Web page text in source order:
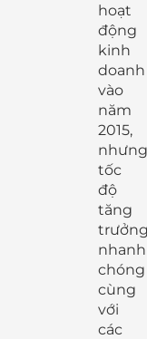
hoạt
động
kinh
doanh
vào
năm
2015,
nhưng
tốc
độ
tăng
nhanh
chóng
cùng
với
các